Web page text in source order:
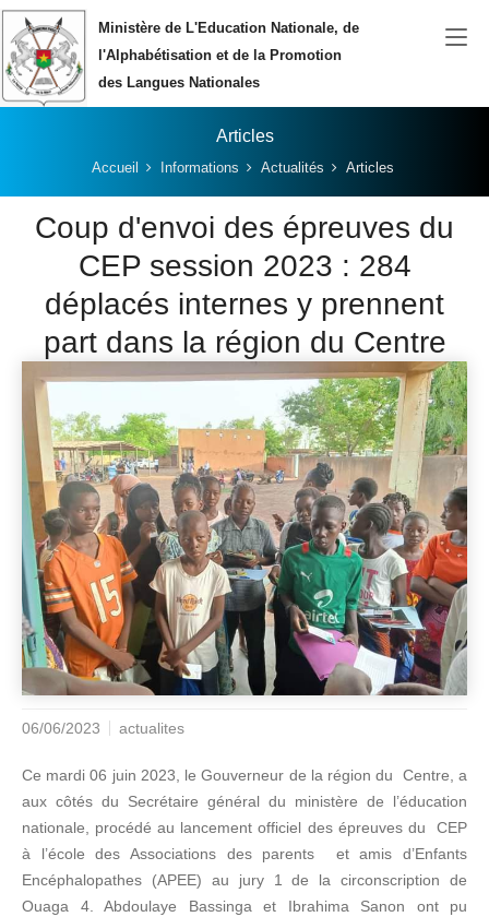
Aller au contenu principalMinistère de L'Education Nationale, de
l'Alphabétisation et de la Promotion
des Langues Nationales
Articles
Vous êtes ici:Accueil Informations Actualités Articles
Coup d'envoi des épreuves du
CEP session 2023 : 284
déplacés internes y prennent
part dans la région du Centre
06/06/2023 actualites
Ce mardi 06 juin 2023, le Gouverneur de la région du Centre, a
aux côtés du Secrétaire général du ministère de l’éducation
nationale, procédé au lancement officiel des épreuves du CEP
à l’école des Associations des parents et amis d’Enfants
Encéphalopathes (APEE) au jury 1 de la circonscription de
Ouaga 4. Abdoulaye Bassinga et Ibrahima Sanon ont pu